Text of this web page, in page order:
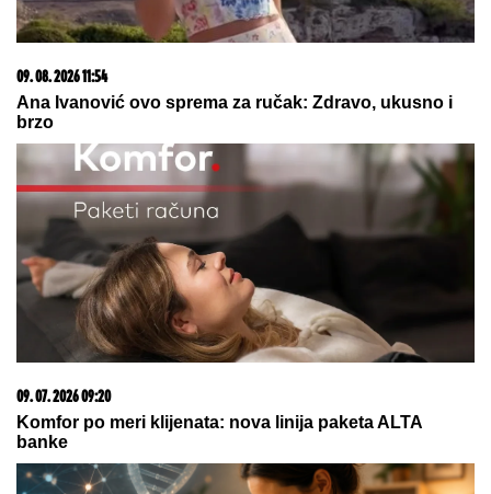
09. 08. 2026 06:24
Panteliju
09. 08. 2026 12:32
Брод "Јадран" – Једно незатворено поглавље
(правни аспект)
23. 07. 2026 12:47